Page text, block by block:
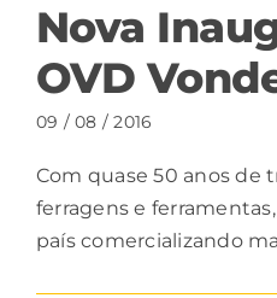
Nova
OVD
09 / 08 / 2016
Com quase 50 anos de
ferragens e
país comercializando